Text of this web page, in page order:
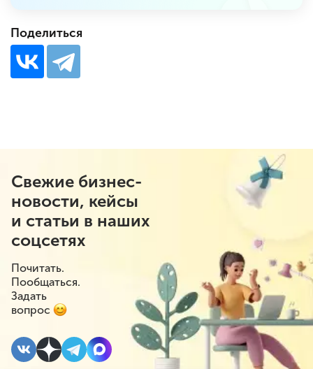
Поделиться
Свежие бизнес-
новости, кейсы
и статьи в наших
соцсетях
Почитать.
Пообщаться.
Задать
вопрос